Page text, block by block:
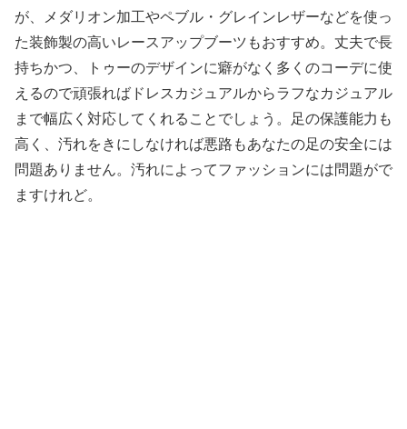
が、メダリオン加工やペブル・グレインレザーなどを使っ
た装飾製の高いレースアップブーツもおすすめ。丈夫で長
持ちかつ、トゥーのデザインに癖がなく多くのコーデに使
えるので頑張ればドレスカジュアルからラフなカジュアル
まで幅広く対応してくれることでしょう。足の保護能力も
高く、汚れをきにしなければ悪路もあなたの足の安全には
問題ありません。汚れによってファッションには問題がで
ますけれど。